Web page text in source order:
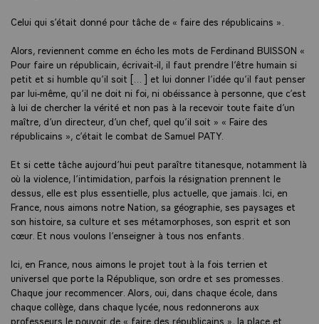
Celui qui s’était donné pour tâche de « faire des républicains ».
Alors, reviennent comme en écho les mots de Ferdinand BUISSON «
Pour faire un républicain, écrivait-il, il faut prendre l’être humain si
petit et si humble qu’il soit […] et lui donner l’idée qu’il faut penser
par lui-même, qu’il ne doit ni foi, ni obéissance à personne, que c’est
à lui de chercher la vérité et non pas à la recevoir toute faite d’un
maître, d’un directeur, d’un chef, quel qu’il soit » « Faire des
républicains », c’était le combat de Samuel PATY.
Et si cette tâche aujourd’hui peut paraître titanesque, notamment là
où la violence, l’intimidation, parfois la résignation prennent le
dessus, elle est plus essentielle, plus actuelle, que jamais. Ici, en
France, nous aimons notre Nation, sa géographie, ses paysages et
son histoire, sa culture et ses métamorphoses, son esprit et son
cœur. Et nous voulons l’enseigner à tous nos enfants.
Ici, en France, nous aimons le projet tout à la fois terrien et
universel que porte la République, son ordre et ses promesses.
Chaque jour recommencer. Alors, oui, dans chaque école, dans
chaque collège, dans chaque lycée, nous redonnerons aux
professeurs le pouvoir de « faire des républicains », la place et